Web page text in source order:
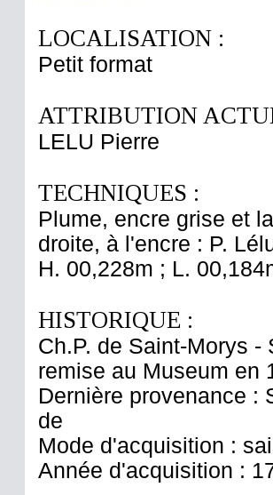
LOCALISATION :
Petit format
ATTRIBUTION
LELU Pierre
TECHNIQUES :
Plume, encre grise et
droite, à l'encre : P.
H. 00,228m ; L.
HISTORIQUE :
Ch.P. de Saint-Morys
remise au Museum en
Dernière provenance :
de
Mode d'acquisition :
Année d'acquisition :